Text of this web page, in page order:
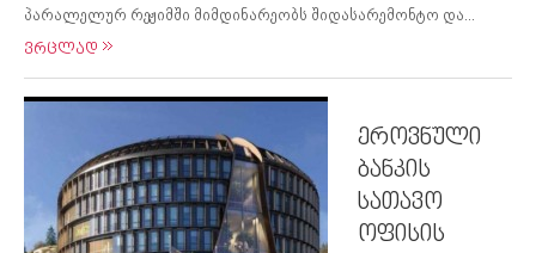
პარალელურ რეჟიმში მიმდინარეობს შიდასარემონტო და...
ვრცლად
ეროვნული
ბანკის
სათავო
ოფისის